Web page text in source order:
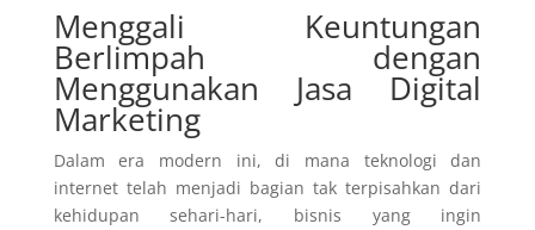
Menggali Keuntungan
Berlimpah dengan
Menggunakan Jasa Digital
Marketing
Dalam era modern ini, di mana teknologi dan
internet telah menjadi bagian tak terpisahkan dari
kehidupan sehari-hari, bisnis yang ingin